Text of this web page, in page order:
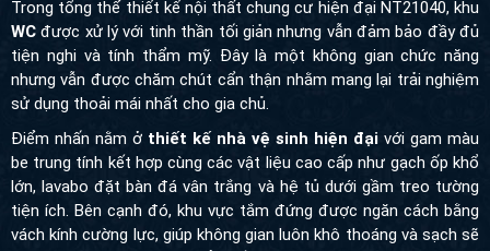
WCđược xử lý với tinh thần tối giản nhưng vẫn đảm bảo đầy đủ
tiện nghi và tính thẩm mỹ. Đây là một không gian chức năng
nhưng vẫn được chăm chút cẩn thận nhằm mang lại trải nghiệm
sử dụng thoải mái nhất cho gia chủ.
Điểm nhấn nằm ở
thiết kế nhà vệ sinh hiện đại
trung tính kết hợp cùng các vật liệu cao cấp như gạch ốp khổ lớn,
lavabo đặt bàn đá vân trắng và hệ tủ dưới gầm treo tường tiện
ích. Bên cạnh đó, khu vực tắm đứng được ngăn cách bằng vách
kính cường lực, giúp không gian luôn khô thoáng và sạch sẽ –
một giải pháp không thể thiếu trongphòng tắm chung cư sang